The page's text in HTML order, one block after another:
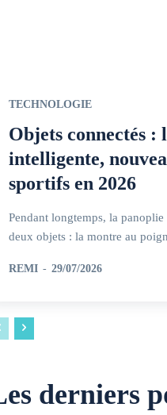
TECHNOLOGIE
Objets connectés :
intelligente,
sportifs en 2026
Pendant longtemps, la
deux objets : la montre au
REMI - 29/07/2026
derniers